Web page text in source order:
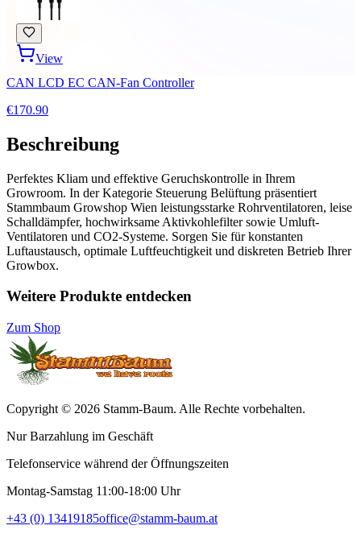
View
CAN LCD EC CAN-Fan Controller
€170.90
Beschreibung
Perfektes Kliam und effektive Geruchskontrolle in Ihrem
Growroom. In der Kategorie Steuerung Belüftung präsentiert
Stammbaum Growshop Wien leistungsstarke Rohrventilatoren, leise
Schalldämpfer, hochwirksame Aktivkohlefilter sowie Umluft-
Ventilatoren und CO2-Systeme. Sorgen Sie für konstanten
Luftaustausch, optimale Luftfeuchtigkeit und diskreten Betrieb Ihrer
Growbox.
Weitere Produkte entdecken
Zum Shop
Copyright © 2026 Stamm-Baum. Alle Rechte vorbehalten.
Nur Barzahlung im Geschäft
Telefonservice während der Öffnungszeiten
Montag-Samstag 11:00-18:00 Uhr
+43 (0) 13419185office@stamm-baum.at